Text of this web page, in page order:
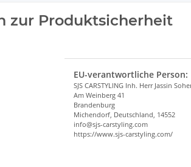
zur Produktsicherheit
EU-verantwortliche Person:
SJS CARSTYLING Inh. Herr Jassin
Am Weinberg 41
Brandenburg
Michendorf, Deutschland, 14552
info@sjs-carstyling.com
https://www.sjs-carstyling.com/